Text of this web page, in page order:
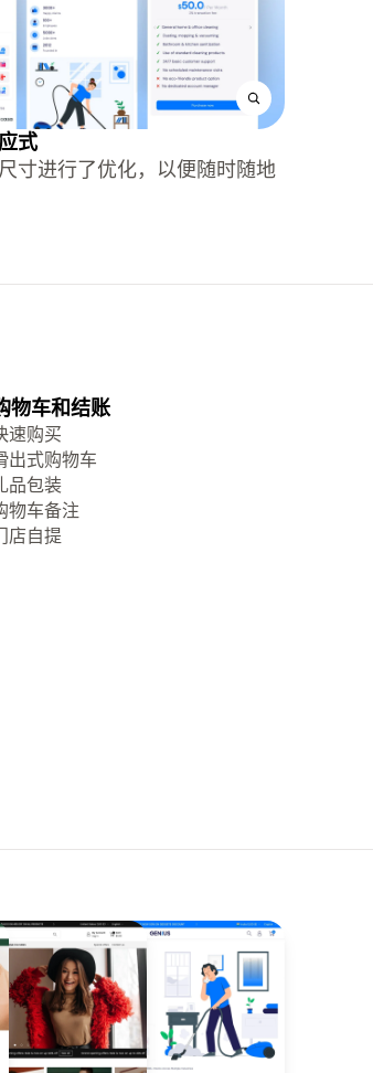
式
寸进行了优化，以便随时随地
物车和结账
速购买
出式购物车
品包装
物车备注
店自提